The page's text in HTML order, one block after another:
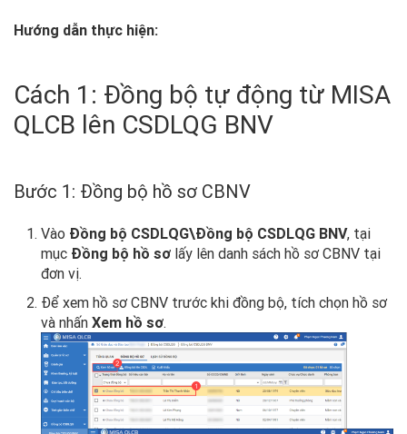
Hướng dẫn thực hiện:
Cách 1: Đồng bộ tự động từ MISA
QLCB lên CSDLQG BNV
Bước 1: Đồng bộ hồ sơ CBNV
Vào Đồng bộ CSDLQG\Đồng bộ CSDLQG BNV, tại
mục Đồng bộ hồ sơ lấy lên danh sách hồ sơ CBNV tại
đơn vị.
Để xem hồ sơ CBNV trước khi đồng bộ, tích chọn hồ sơ
và nhấn Xem hồ sơ.